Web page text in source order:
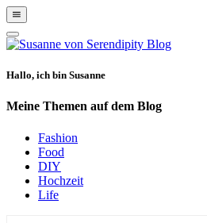
Show
Offscreen
Content
Hide
Offscreen
Hallo, ich bin Susanne
Meine Themen auf dem Blog
Fashion
Food
DIY
Hochzeit
Life